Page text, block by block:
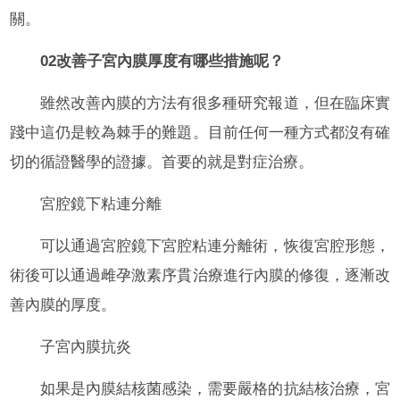
關。
02改善子宮內膜厚度有哪些措施呢？
雖然改善內膜的方法有很多種研究報道，但在臨床實
踐中這仍是較為棘手的難題。目前任何一種方式都沒有確
切的循證醫學的證據。首要的就是對症治療。
宮腔鏡下粘連分離
可以通過宮腔鏡下宮腔粘連分離術，恢復宮腔形態，
術後可以通過雌孕激素序貫治療進行內膜的修復，逐漸改
善內膜的厚度。
子宮內膜抗炎
如果是內膜結核菌感染，需要嚴格的抗結核治療，宮